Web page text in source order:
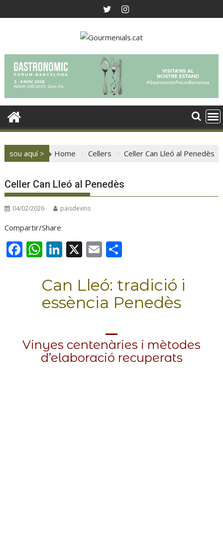
to
sou aquí > Home Cellers Celler Can Lleó al Penedès
Celler Can Lleó al Penedès
04/02/2026 paisdevins
Compartir/Share
F
k
W
at
s
A
p
Li
k
e
dI
X E
ai
l
m
p
ar
ix
Can Lleó: tradició i
essència Penedès
Vinyes centenàries i mètodes
d’elaboració recuperats